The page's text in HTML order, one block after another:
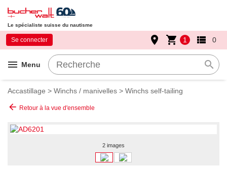
Le spécialiste suisse du nautisme
menu Menu search
Se connecter place shopping_cart 1 view_list 0
Accastillage > Winchs / manivelles > Winchs self-tailing
arrow_back Retour à la vue d'ensemble
2 images